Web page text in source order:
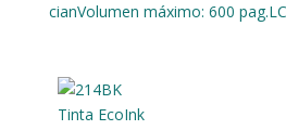
cianVolumen máximo: 600 pag.